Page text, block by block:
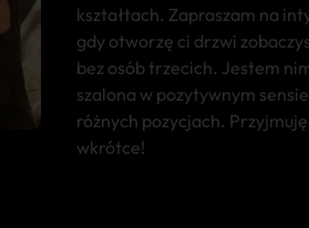
kształtach. Zapraszam na
gdy otworzę ci drzwi
bez osób trzecich. Jestem
szalona w pozytywnym
różnych pozycjach.
wkrótce!